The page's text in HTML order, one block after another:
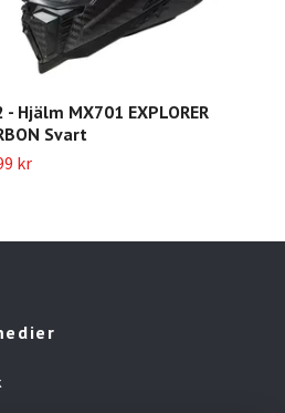
- Hjälm MX701 EXPLORER
Svart
kr